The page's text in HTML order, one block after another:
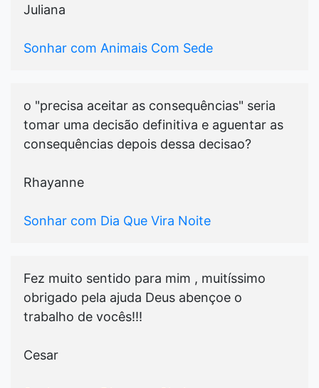
Juliana
Sonhar com Animais Com Sede
o "precisa aceitar as consequências" seria
tomar uma decisão definitiva e aguentar as
consequências depois dessa decisao?
Rhayanne
Sonhar com Dia Que Vira Noite
Fez muito sentido para mim , muitíssimo
obrigado pela ajuda Deus abençoe o
trabalho de vocês!!!
Cesar